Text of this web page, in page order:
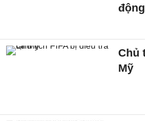
Chủ
Mỹ